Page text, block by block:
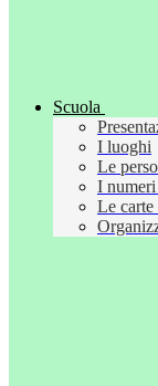
Scuola
I luoghi
Le
I numeri
Le carte